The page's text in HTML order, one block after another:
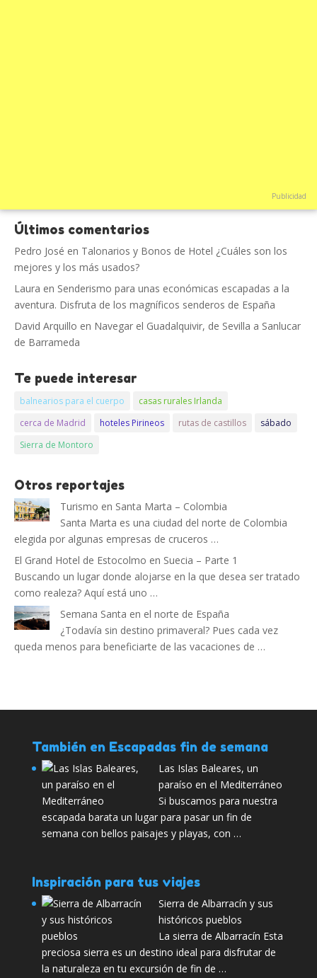
Publicidad
Últimos comentarios
Pedro José en Talonarios y Bonos de Hotel ¿Cuáles son los
mejores y los más usados?
Laura en Senderismo para unas económicas escapadas a la
aventura. Disfruta de los magníficos senderos de España
David Arquillo en Navegar el Guadalquivir, de Sevilla a Sanlucar
de Barrameda
Te puede interesar
balnearios para el cuerpo
casas rurales Irlanda
cerca de Madrid
hoteles Pirineos rutas de castillos
sábado
Sierra de Montoro
Otros reportajes
Turismo en Santa Marta – Colombia
Santa Marta es una ciudad del norte de Colombia
elegida por algunas empresas de cruceros …
El Grand Hotel de Estocolmo en Suecia – Parte 1
Buscando un lugar donde alojarse en la que desea ser tratado
como realeza? Aquí está uno …
Semana Santa en el norte de España
¿Todavía sin destino primaveral? Pues cada vez
queda menos para beneficiarte de las vacaciones de …
También en Escapadas fin de semana
Las Islas Baleares, un
paraíso en el Mediterráneo
Si buscamos para nuestra
escapada barata un lugar para pasar un fin de
semana con bellos paisajes y playas, con …
Inspiración para tus viajes
Sierra de Albarracín y sus
históricos pueblos
La sierra de Albarracín Esta
preciosa sierra es un destino ideal para disfrutar de
la naturaleza en tu excursión de fin de …